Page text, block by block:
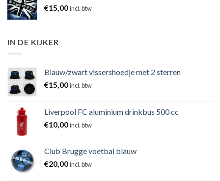
€15,00incl. btw
IN DE KIJKER
Blauw/zwart vissershoedje met 2 sterren
€15,00incl. btw
Liverpool FC aluminium drinkbus 500 cc
€10,00incl. btw
Club Brugge voetbal blauw
€20,00incl. btw